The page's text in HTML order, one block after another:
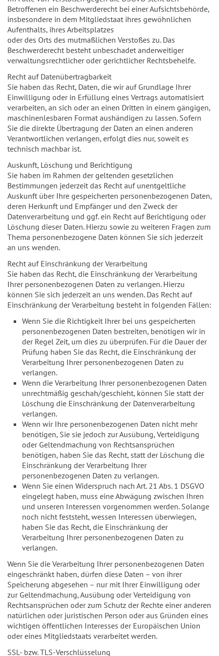
Betroffenen ein Beschwerderecht bei einer Aufsichtsbehörde,
insbesondere in dem Mitgliedstaat ihres gewöhnlichen
Aufenthalts, ihres Arbeitsplatzes
oder des Orts des mutmaßlichen Verstoßes zu. Das
Beschwerderecht besteht unbeschadet anderweitiger
verwaltungsrechtlicher oder gerichtlicher Rechtsbehelfe.
Recht auf Datenübertragbarkeit
Sie haben das Recht, Daten, die wir auf Grundlage Ihrer
Einwilligung oder in Erfüllung eines Vertrags automatisiert
verarbeiten, an sich oder an einen Dritten in einem gängigen,
maschinenlesbaren Format aushändigen zu lassen. Sofern
Sie die direkte Übertragung der Daten an einen anderen
Verantwortlichen verlangen, erfolgt dies nur, soweit es
technisch machbar ist.
Auskunft, Löschung und Berichtigung
Sie haben im Rahmen der geltenden gesetzlichen
Bestimmungen jederzeit das Recht auf unentgeltliche
Auskunft über Ihre gespeicherten personenbezogenen Daten,
deren Herkunft und Empfänger und den Zweck der
Datenverarbeitung und ggf. ein Recht auf Berichtigung oder
Löschung dieser Daten. Hierzu sowie zu weiteren Fragen zum
Thema personenbezogene Daten können Sie sich jederzeit
an uns wenden.
Recht auf Einschränkung der Verarbeitung
Sie haben das Recht, die Einschränkung der Verarbeitung
Ihrer personenbezogenen Daten zu verlangen. Hierzu
können Sie sich jederzeit an uns wenden. Das Recht auf
Einschränkung der Verarbeitung besteht in folgenden Fällen:
Wenn Sie die Richtigkeit Ihrer bei uns gespeicherten
personenbezogenen Daten bestreiten, benötigen wir in
der Regel Zeit, um dies zu überprüfen. Für die Dauer der
Prüfung haben Sie das Recht, die Einschränkung der
Verarbeitung Ihrer personenbezogenen Daten zu
verlangen.
Wenn die Verarbeitung Ihrer personenbezogenen Daten
unrechtmäßig geschah/geschieht, können Sie statt der
Löschung die Einschränkung der Datenverarbeitung
verlangen.
Wenn wir Ihre personenbezogenen Daten nicht mehr
benötigen, Sie sie jedoch zur Ausübung, Verteidigung
oder Geltendmachung von Rechtsansprüchen
benötigen, haben Sie das Recht, statt der Löschung die
Einschränkung der Verarbeitung Ihrer
personenbezogenen Daten zu verlangen.
Wenn Sie einen Widerspruch nach Art. 21 Abs. 1 DSGVO
eingelegt haben, muss eine Abwägung zwischen Ihren
und unseren Interessen vorgenommen werden. Solange
noch nicht feststeht, wessen Interessen überwiegen,
haben Sie das Recht, die Einschränkung der
Verarbeitung Ihrer personenbezogenen Daten zu
verlangen.
Wenn Sie die Verarbeitung Ihrer personenbezogenen Daten
eingeschränkt haben, dürfen diese Daten – von ihrer
Speicherung abgesehen – nur mit Ihrer Einwilligung oder
zur Geltendmachung, Ausübung oder Verteidigung von
Rechtsansprüchen oder zum Schutz der Rechte einer anderen
natürlichen oder juristischen Person oder aus Gründen eines
wichtigen öffentlichen Interesses der Europäischen Union
oder eines Mitgliedstaats verarbeitet werden.
SSL- bzw. TLS-Verschlüsselung